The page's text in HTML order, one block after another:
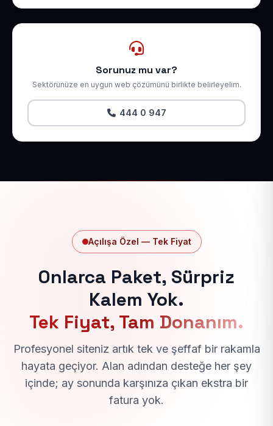
Sorunuz mu var?
Sektörünüze en uygun web çözümünü birlikte belirleyelim.
444 0 947
Açılışa Özel — Tek Fiyat
Onlarca Paket, Sürpriz
Kalem Yok.
Tek Fiyat, Tam Donanım.
Profesyonel siteniz artık tek ve şeffaf bir rakamla
hayata geçiyor. Alan adından desteğe her şey
içinde; ay sonunda karşınıza çıkan ekstra bir
fatura yok.